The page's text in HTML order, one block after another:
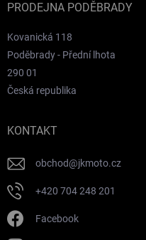
PRODEJNA PODĚBRADY
Kovanická 118
Poděbrady - Přední lhota
290 01
Česká republika
KONTAKT
obchod@jkmoto.cz
+420 704 248 201
Facebook